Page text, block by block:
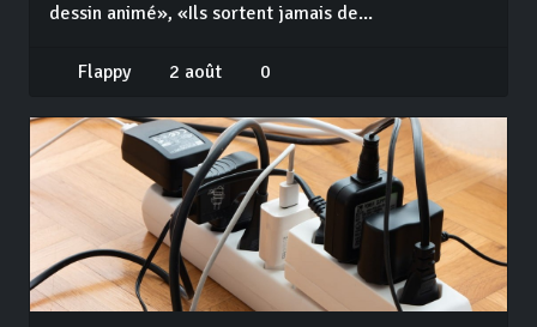
dessin animé», «Ils sortent jamais de...
Flappy 2 août 0